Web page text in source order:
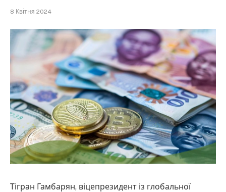
8 Квітня 2024
Тігран Гамбарян, віцепрезидент із глобальної